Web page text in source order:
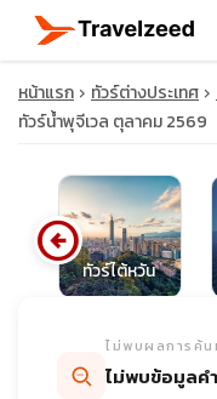
travel_explore
หน้าแรก ทัวร์ต่างประเทศ
ทัวร์น้ำพุจีเวล ตุลาคม 2569
ทัวร์ไต้หวัน
arrow_circle_left
ไม่พบผลการค้น
ไม่พบข้อมูลค